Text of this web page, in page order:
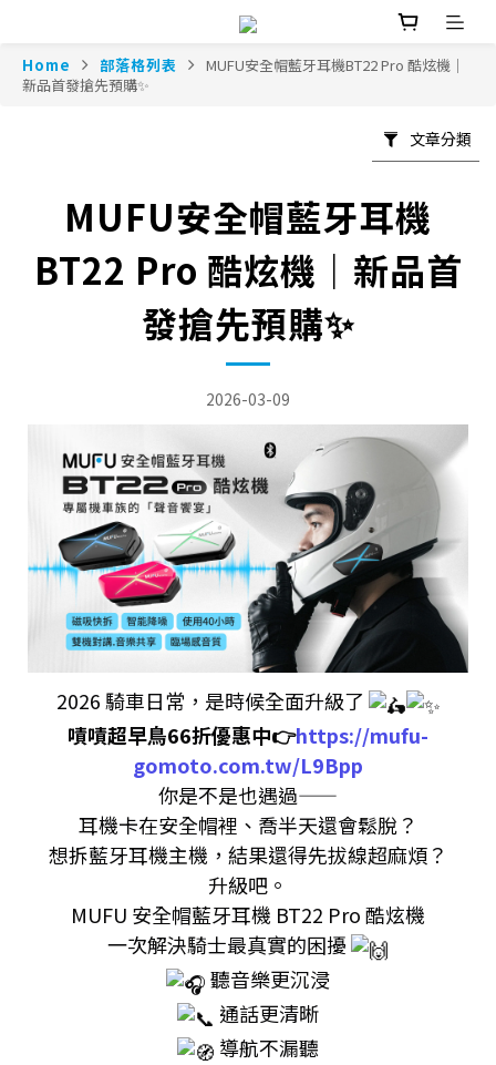
Home 部落格列表
MUFU安全帽藍牙耳機BT22 Pro 酷炫機｜
新品首發搶先預購✨
文章分類
MUFU安全帽藍牙耳機
BT22 Pro 酷炫機｜新品首
發搶先預購✨
2026-03-09
2026 騎車日常，是時候全面升級了
嘖嘖超早鳥66折優惠中👉https://mufu-
gomoto.com.tw/L9Bpp
你是不是也遇過——
耳機卡在安全帽裡、喬半天還會鬆脫？
想拆藍牙耳機主機，結果還得先拔線超麻煩？
升級吧。
MUFU 安全帽藍牙耳機 BT22 Pro 酷炫機
一次解決騎士最真實的困擾
聽音樂更沉浸
通話更清晰
導航不漏聽